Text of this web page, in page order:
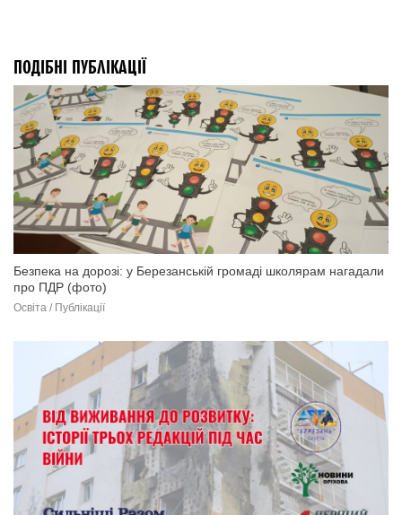
ПОДІБНІ ПУБЛІКАЦІЇ
Безпека на дорозі: у Березанській громаді школярам нагадали
про ПДР (фото)
Освіта / Публікації